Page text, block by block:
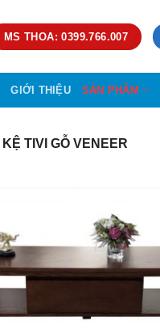
MS THOA: 0399.766.007
GIỚI THIỆU SẢN PHẨM
KỆ TIVI GỖ VENEER